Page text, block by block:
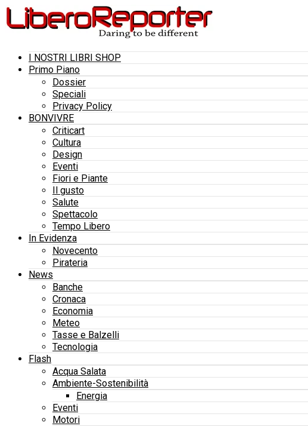
I NOSTRI LIBRI SHOP
Primo Piano
Dossier
Speciali
Privacy Policy
BONVIVRE
Criticart
Cultura
Design
Eventi
Fiori e Piante
Il gusto
Salute
Spettacolo
Tempo Libero
In Evidenza
Novecento
Pirateria
News
Banche
Cronaca
Economia
Meteo
Tasse e Balzelli
Tecnologia
Flash
Acqua Salata
Ambiente-Sostenibilità
Energia
Eventi
Motori